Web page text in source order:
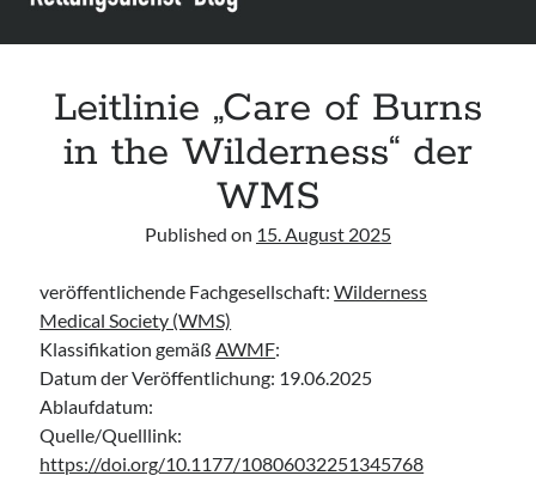
Assessment and Management in the Emergency Department“ der IAEM
Leitlinie „Management of Hypercalcaemia in Adult Patients in the
Leitlinie „Behavioural Emergencies in Emergency Departments“ der IFEM
Leitlinie „Care of Burns
in the Wilderness“ der
WMS
Published on 15. August 2025
veröffentlichende Fachgesellschaft:Wilderness
Medical Society (WMS)
Klassifikation gemäßAWMF:
Datum der Veröffentlichung: 19.06.2025
Ablaufdatum:
Quelle/Quelllink:
https://doi.org/10.1177/10806032251345768